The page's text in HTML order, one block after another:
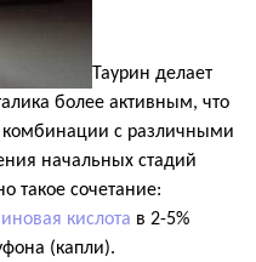
Таурин делает
более активным, что
комбинации с различными
начальных стадий
такое сочетание:
кислота в 2-5%
(капли).